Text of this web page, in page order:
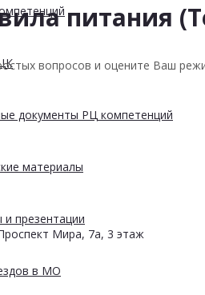
документы РЦ компетенций
материалы
презентации
в МО
питания
вопросов и оцените Ваш
Мира, 7а, 3 этаж